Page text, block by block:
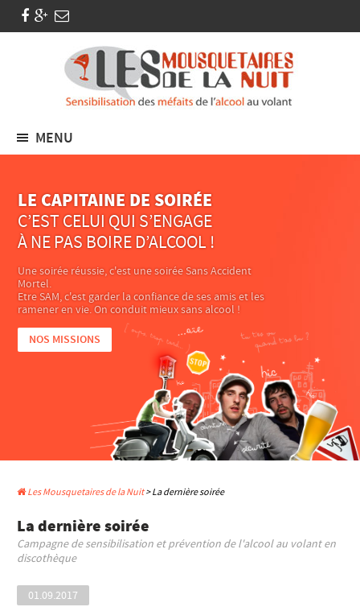
MENU
LE CAPITAINE DE SOIRÉE
C’EST CELUI QUI S’ENGAGE
À NE PAS BOIRE D’ALCOOL !
Une soirée réussie, c'est une soirée Sans Accident
Mortel.
Etre SAM, c'est garder la confiance de ses amis et les
ramener en vie. On conduit mieux sans alcool !
NOS MISSIONS
Les Mousquetaires de la Nuit> La dernière soirée
La dernière soirée
Campagne de sensibilisation et prévention de l'alcool au volant en
discothèque
01.09.2017